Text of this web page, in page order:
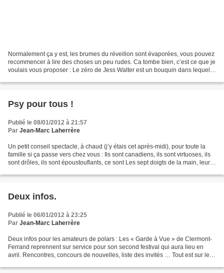
Normalement ça y est, les brumes du réveillon sont évaporées, vous pouvez
recommencer à lire des choses un peu rudes. Ca tombe bien, c’est ce que je
voulais vous proposer : Le zéro de Jess Walter est un bouquin dans lequel il
Psy pour tous !
Publié le 08/01/2012 à 21:57
Par Jean-Marc Laherrère
Un petit conseil spectacle, à chaud (j’y étais cet après-midi), pour toute la
famille si ça passe vers chez vous : Ils sont canadiens, ils sont virtuoses, ils
sont drôles, ils sont époustouflants, ce sont Les sept doigts de la main, leur
Deux infos.
Publié le 06/01/2012 à 23:25
Par Jean-Marc Laherrère
Deux infos pour les amateurs de polars : Les « Garde à Vue » de Clermont-
Ferrand reprennent sur service pour son second festival qui aura lieu en
avril. Rencontres, concours de nouvelles, liste des invités … Tout est sur leur